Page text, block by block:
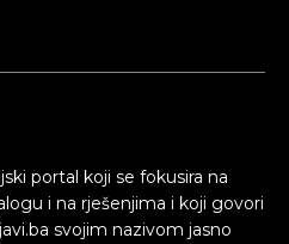
portal koji se fokusira na
i na rješenjima i koji govori
svojim nazivom jasno